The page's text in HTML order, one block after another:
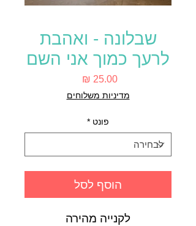
שבלונה - ואהבת
לרעך כמוך אני השם
‏25.00 ‏₪
מדיניות משלוחים
פונט *
הוסף לסל
לקנייה מהירה